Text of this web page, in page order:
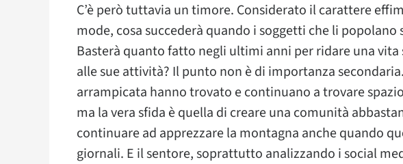
C’è però tuttavia un timore. Considerato il carattere
mode, cosa succederà quando i soggetti che li
Basterà quanto fatto negli ultimi anni per ridare una
alle sue attività? Il punto non è di importanza
arrampicata hanno trovato e continuano a trovare
ma la vera sfida è quella di creare una comunità
continuare ad apprezzare la montagna anche quando
giornali. E il sentore, soprattutto analizzando i social